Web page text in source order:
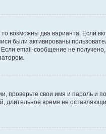
возможны два варианта. Если
были активированы
email-сообщение не
проверьте свои имя и пароль и
длительное время не